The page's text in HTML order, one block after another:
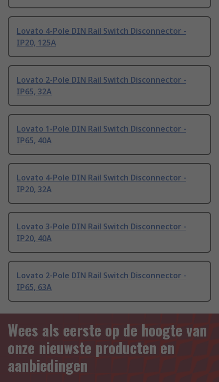
Lovato 4-Pole DIN Rail Switch Disconnector -
IP20, 125A
Lovato 2-Pole DIN Rail Switch Disconnector -
IP65, 32A
Lovato 1-Pole DIN Rail Switch Disconnector -
IP65, 40A
Lovato 4-Pole DIN Rail Switch Disconnector -
IP20, 32A
Lovato 3-Pole DIN Rail Switch Disconnector -
IP20, 40A
Lovato 2-Pole DIN Rail Switch Disconnector -
IP65, 63A
Wees als eerste op de hoogte van
onze nieuwste producten en
aanbiedingen